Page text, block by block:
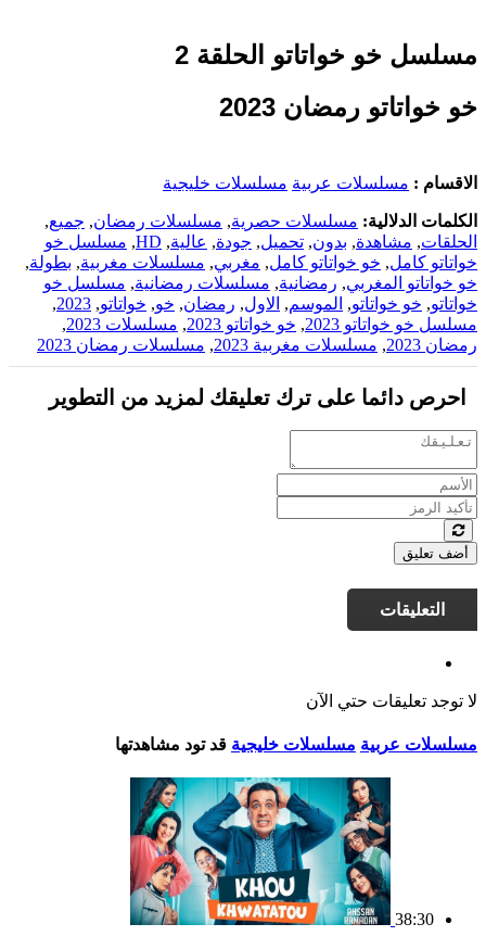
مسلسل خو خواتاتو الحلقة 2
خو خواتاتو رمضان 2023
الاقسام : مسلسلات عربية مسلسلات خليجية
الكلمات الدلالية: مسلسلات حصرية, مسلسلات رمضان, جميع,
الحلقات, مشاهدة, بدون, تحميل, جودة, عالية,
HD
, مسلسل خو
خواتاتو كامل, خو خواتاتو كامل, مغربي, مسلسلات مغربية, بطولة,
خو خواتاتو المغربي, رمضانية, مسلسلات رمضانية, مسلسل خو
خواتاتو, خو خواتاتو, الموسم, الاول, رمضان, خو, خواتاتو,
2023
,
مسلسل خو خواتاتو 2023
, خو خواتاتو 2023 , مسلسلات 2023
,
رمضان 2023
, مسلسلات مغربية 2023 , مسلسلات رمضان 2023
احرص دائما على ترك تعليقك لمزيد من التطوير
أضف تعليق
التعليقات
لا توجد تعليقات حتي الآن
مسلسلات عربية مسلسلات خليجية قد تود مشاهدتها
38:30